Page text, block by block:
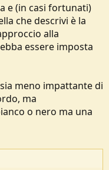
e (in casi fortunati)
che descrivi è la
alla
essere imposta
meno impattante di
ma
o nero ma una